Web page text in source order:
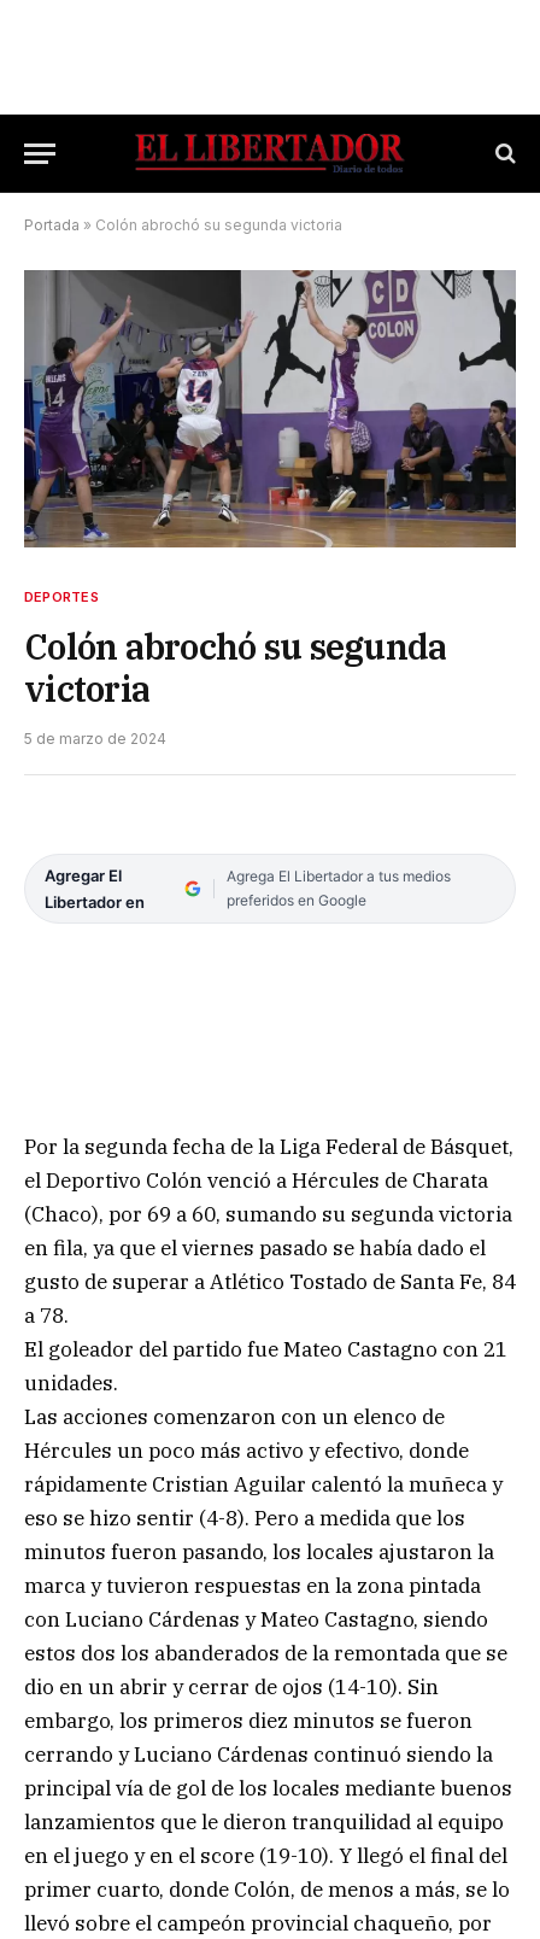
Portada » Colón abrochó su segunda victoria
DEPORTES
Colón abrochó su segunda
victoria
5 de marzo de 2024
Agregar El
Libertador en
Agrega El Libertador a tus medios
preferidos en Google
Por la segunda fecha de la Liga Federal de Básquet,
el Deportivo Colón venció a Hércules de Charata
(Chaco), por 69 a 60, sumando su segunda victoria
en fila, ya que el viernes pasado se había dado el
gusto de superar a Atlético Tostado de Santa Fe, 84
a 78.
El goleador del partido fue Mateo Castagno con 21
unidades.
Las acciones comenzaron con un elenco de
Hércules un poco más activo y efectivo, donde
rápidamente Cristian Aguilar calentó la muñeca y
eso se hizo sentir (4-8). Pero a medida que los
minutos fueron pasando, los locales ajustaron la
marca y tuvieron respuestas en la zona pintada
con Luciano Cárdenas y Mateo Castagno, siendo
estos dos los abanderados de la remontada que se
dio en un abrir y cerrar de ojos (14-10). Sin
embargo, los primeros diez minutos se fueron
cerrando y Luciano Cárdenas continuó siendo la
principal vía de gol de los locales mediante buenos
lanzamientos que le dieron tranquilidad al equipo
en el juego y en el score (19-10). Y llegó el final del
primer cuarto, donde Colón, de menos a más, se lo
llevó sobre el campeón provincial chaqueño, por